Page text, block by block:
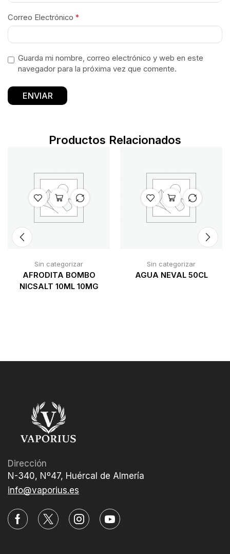
Correo Electrónico *
Guarda mi nombre, correo electrónico y web en este
navegador para la próxima vez que comente.
Productos Relacionados
Sin categorizar
AFRODITA BOMBO
NICSALT 10ML 10MG
Sin categorizar
AGUA NEVAL 50CL
Dirección
N-340, Nº47, Huércal de Almería
info@vaporius.es